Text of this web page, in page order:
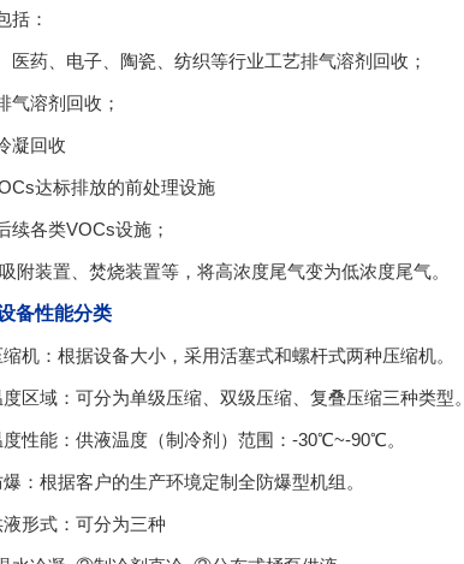
括：
医药、电子、陶瓷、纺织等行业工艺排气溶剂回收；
气溶剂回收；
凝回收
达标排放的前处理设施
续各类VOCs设施；
附装置、焚烧装置等，将高浓度尾气变为低浓度尾气。
备性能分类
缩机：根据设备大小，采用活塞式和螺杆式两种压缩机。
度区域：可分为单级压缩、双级压缩、复叠压缩三种类型。
度性能：供液温度（制冷剂）范围：-30℃~-90℃。
：根据客户的生产环境定制全防爆型机组。
形式：可分为三种